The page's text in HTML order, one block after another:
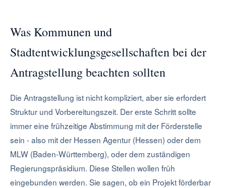
Was Kommunen und
Stadtentwicklungsgesellschaften bei der
Antragstellung beachten sollten
Die Antragstellung ist nicht kompliziert, aber sie erfordert
Struktur und Vorbereitungszeit. Der erste Schritt sollte
immer eine frühzeitige Abstimmung mit der Förderstelle
sein - also mit der Hessen Agentur (Hessen) oder dem
MLW (Baden-Württemberg), oder dem zuständigen
Regierungspräsidium. Diese Stellen wollen früh
eingebunden werden. Sie sagen, ob ein Projekt förderbar